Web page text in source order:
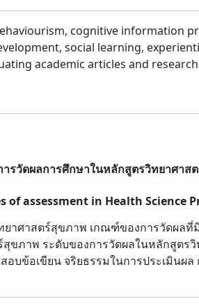
cognitive information
social learning,
academic articles and
รวัดผลการศึกษาในหลักสูตรวิทยาศาส
of assessment in Health Science
าศาสตร์สุขภาพ เกณฑ์ของการวัดผล
สุขภาพ ระดับของการวัดผลในหลักสูต
อบข้อเขียน จริยธรรมในการประเมิน